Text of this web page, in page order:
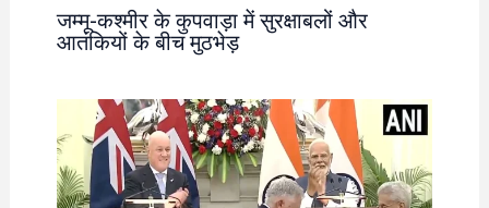
जम्मू-कश्मीर के कुपवाड़ा में सुरक्षाबलों और
आतंकियों के बीच मुठभेड़